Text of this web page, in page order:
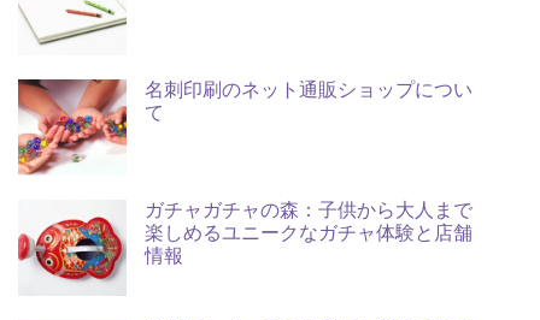
名刺印刷のネット通販ショップについ
て
ガチャガチャの森：子供から大人まで
楽しめるユニークなガチャ体験と店舗
情報